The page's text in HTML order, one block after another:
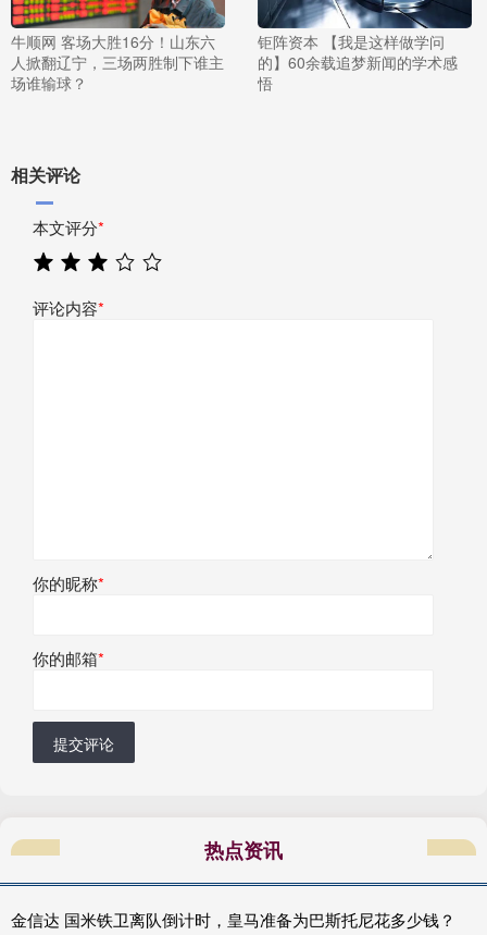
牛顺网 客场大胜16分！山东六
人掀翻辽宁，三场两胜制下谁主
场谁输球？
钜阵资本 【我是这样做学问
的】60余载追梦新闻的学术感
悟
相关评论
本文评分*
评论内容*
你的昵称*
你的邮箱*
提交评论
热点资讯
金信达 国米铁卫离队倒计时，皇马准备为巴斯托尼花多少钱？